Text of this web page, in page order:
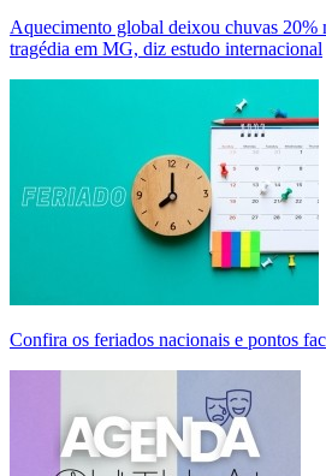
Aquecimento global deixou chuvas 20%
tragédia em MG, diz estudo internacional
Confira os feriados nacionais e pontos